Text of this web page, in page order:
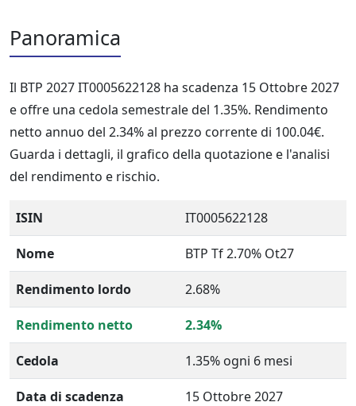
Panoramica
Il BTP 2027 IT0005622128 ha scadenza 15 Ottobre 2027
e offre una cedola semestrale del 1.35%. Rendimento
netto annuo del 2.34% al prezzo corrente di 100.04€.
Guarda i dettagli, il grafico della quotazione e l'analisi
del rendimento e rischio.
ISIN IT0005622128
Nome BTP Tf 2.70% Ot27
Rendimento lordo 2.68%
Rendimento netto 2.34%
Cedola 1.35% ogni 6 mesi
Data di scadenza 15 Ottobre 2027